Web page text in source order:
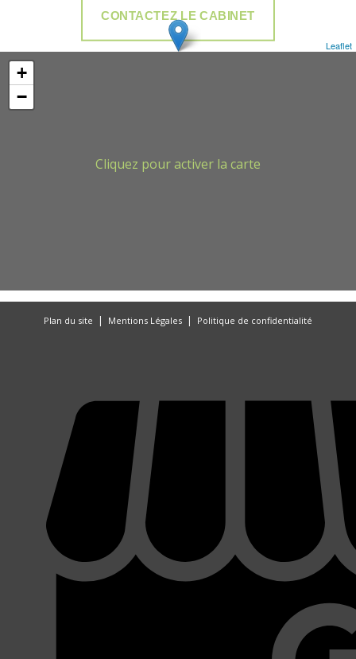
CONTACTEZ LE CABINET
Cliquez pour activer la carte
+
−
Leaflet
Plan du site | Mentions Légales | Politique de confidentialité